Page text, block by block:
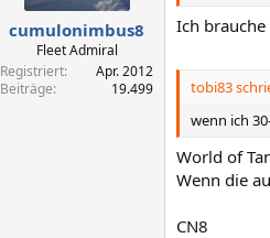
e
n
cumulonimbus8
Fleet Admiral
Registriert
Apr. 2012
Beiträge
19.499
Ich
tobi83
wenn ich
World of
Wenn die
CN8